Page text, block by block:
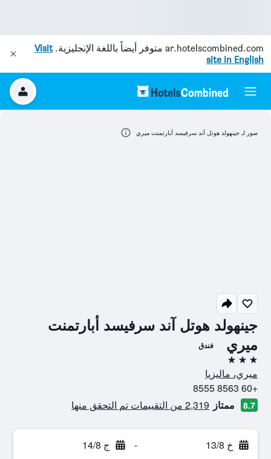
ar.hotelscombined.com متوفر أيضاً باللغة الإنجليزية.Visit
site in English
جينهولد هوتل آند سرفيسد أبارتمنت
ميري
فندق
3 نجوم
ميري، ماليزيا
+60 8563 8555
8.7 ممتاز 2,319 من التقييمات تم التحقق منها
خ 13/8 - ج 14/8
صور لـ جينهولد هوتل آند سرفيسد أبارتمنت ميري